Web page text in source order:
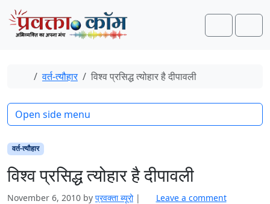
Skip to content
Skip to footer
Search
Home
वर्त-त्यौहार विश्‍व प्रसिद्ध त्योहार है दीपावली
वर्त-त्यौहार
विश्‍व प्रसिद्ध त्योहार है दीपावली
November 6, 2010 by प्रवक्‍ता ब्यूरो | Leave a comment
Open side menu